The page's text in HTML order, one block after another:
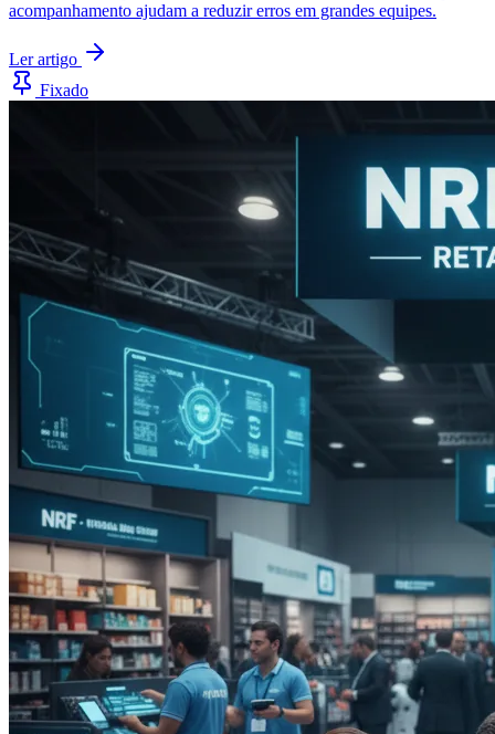
acompanhamento ajudam a reduzir erros em grandes equipes.
Ler artigo
Fixado